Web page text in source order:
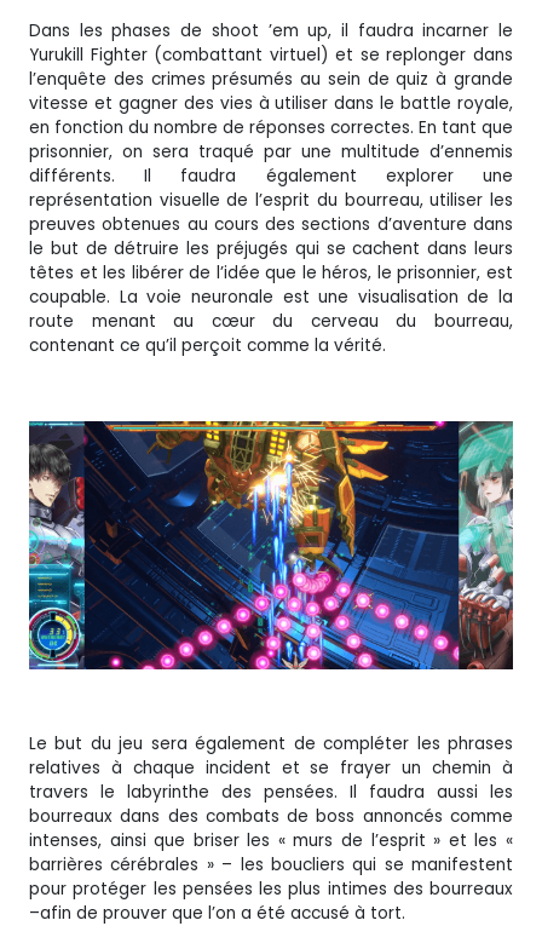
Dans les phases de shoot ’em up, il faudra incarner le
Yurukill Fighter (combattant virtuel) et se replonger dans
l’enquête des crimes présumés au sein de quiz à grande
vitesse et gagner des vies à utiliser dans le battle royale,
en fonction du nombre de réponses correctes. En tant que
prisonnier, on sera traqué par une multitude d’ennemis
différents. Il faudra également explorer une
représentation visuelle de l’esprit du bourreau, utiliser les
preuves obtenues au cours des sections d’aventure dans
le but de détruire les préjugés qui se cachent dans leurs
têtes et les libérer de l’idée que le héros, le prisonnier, est
coupable. La voie neuronale est une visualisation de la
route menant au cœur du cerveau du bourreau,
contenant ce qu’il perçoit comme la vérité.
Le but du jeu sera également de compléter les phrases
relatives à chaque incident et se frayer un chemin à
travers le labyrinthe des pensées. Il faudra aussi les
bourreaux dans des combats de boss annoncés comme
intenses, ainsi que briser les « murs de l’esprit » et les «
barrières cérébrales » – les boucliers qui se manifestent
pour protéger les pensées les plus intimes des bourreaux
–afin de prouver que l’on a été accusé à tort.